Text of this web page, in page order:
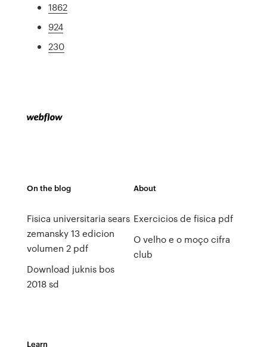
1862
924
230
On the blog
Fisica universitaria sears
zemansky 13 edicion
volumen 2 pdf
Download juknis bos
2018 sd
About
Exercicios de fisica pdf
O velho e o moço cifra
club
Learn